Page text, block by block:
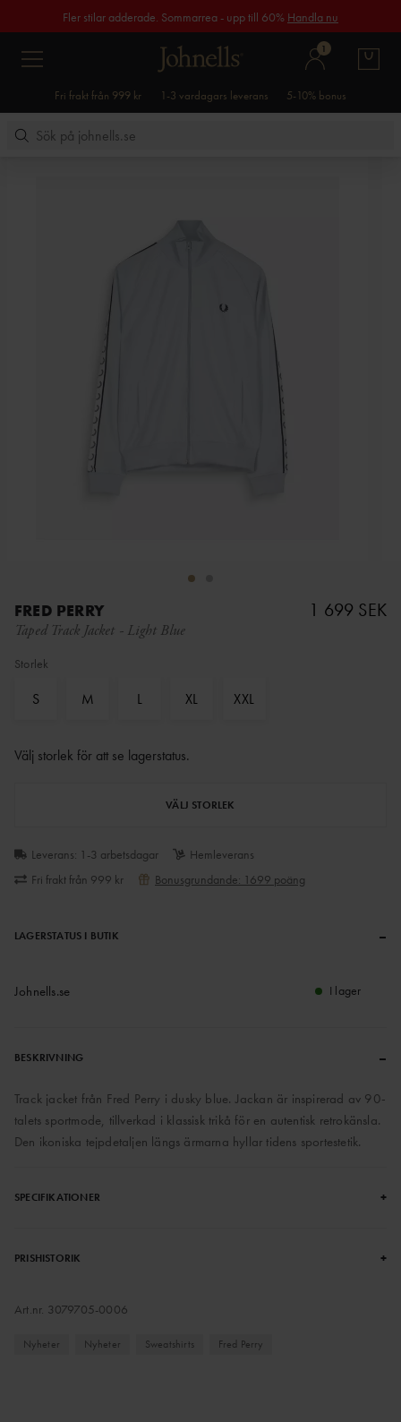
Fler stilar adderade. Sommarrea - upp till 60% Handla nu
1
Fri frakt från 999 kr 1-3 vardagars leverans 5-10% bonus
FRED PERRY
Taped Track Jacket - Light Blue
1 699 SEK
Storlek
S M L XL XXL
Välj storlek för att se lagerstatus.
VÄLJ STORLEK
Leverans: 1-3 arbetsdagar
Hemleverans
Fri frakt från 999 kr
Bonusgrundande: 1699 poäng
LAGERSTATUS I BUTIK –
Johnells.se I lager
BESKRIVNING –
Track jacket från Fred Perry i dusky blue. Jackan är inspirerad av 90-
talets sportmode, tillverkad i klassisk trikå för en autentisk retrokänsla.
Den ikoniska tejpdetaljen längs ärmarna hyllar tidens sportestetik.
SPECIFIKATIONER +
PRISHISTORIK +
Art.nr. 3079705-0006
Nyheter Nyheter Sweatshirts Fred Perry